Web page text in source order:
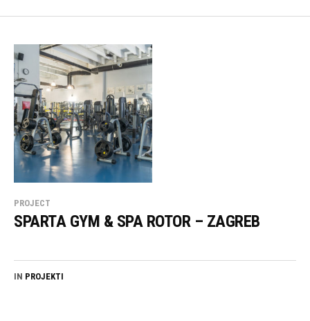
PROJECT
SPARTA GYM & SPA ROTOR – ZAGREB
IN PROJEKTI